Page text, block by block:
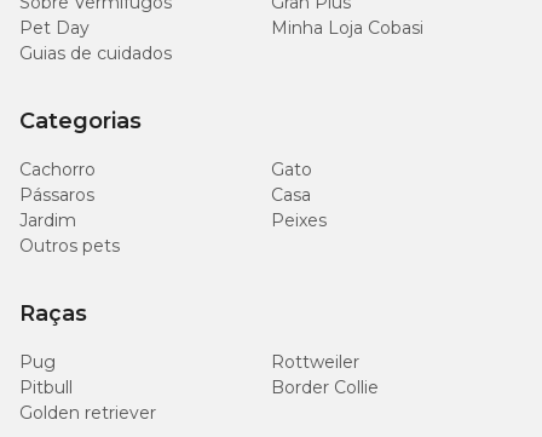
Pet Day
Minha Loja Cobasi
Guias de cuidados
Categorias
Cachorro
Gato
Pássaros
Casa
Jardim
Peixes
Outros pets
Raças
Pug
Rottweiler
Pitbull
Border Collie
Golden retriever